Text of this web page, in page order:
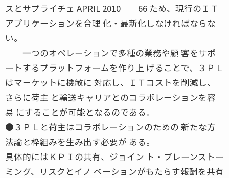
スとサプライチェ APRIL 2010 66 ため、現行のＩＴ
アプリケーションを合理 化・最新化しなければならな
い。
一つのオペレーションで多種の業務や顧 客をサポ
ートするプラットフォームを作り上 げることで、３ＰＬ
はマーケットに機敏に 対応し、ＩＴコストを削減し、
さらに荷主 と輸送キャリアとのコラボレーションを容
易 にすることが可能となるのである。
●３ＰＬと荷主はコラボレーションのための 新たな方
法論と枠組みを生み出す必要が ある。
具体的にはＫＰＩの共有、ジョイン ト・ブレーンストー
ミング、リスクとイノ ベーションがもたらす報酬を共有